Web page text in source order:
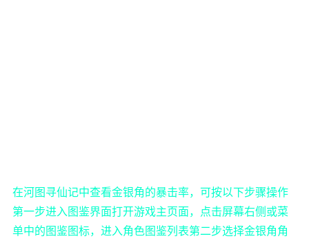
在河图寻仙记中查看金银角的暴击率，可按以下步骤操作
第一步进入图鉴界面打开游戏主页面，点击屏幕右侧或菜
单中的图鉴图标，进入角色图鉴列表第二步选择金银角角